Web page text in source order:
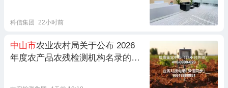
科信集团 22小时前
中山市农业农村局关于公布 2026
年度农产品农残检测机构名录的通